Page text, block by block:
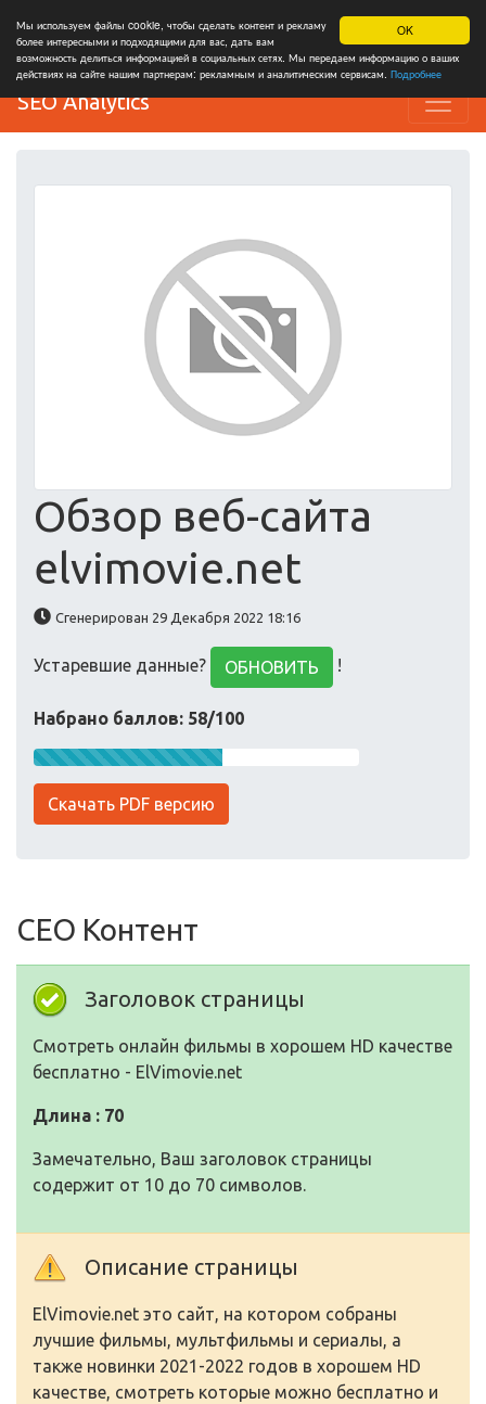
OK
Мы используем файлы cookie, чтобы сделать контент и рекламу
более интересными и подходящими для вас, дать вам
возможность делиться информацией в социальных сетях. Мы передаем информацию о ваших
действиях на сайте нашим партнерам: рекламным и аналитическим сервисам. Подробнее
SEO Analytics
Обзор веб-сайта
elvimovie.net
Сгенерирован 29 Декабря 2022 18:16
Устаревшие данные? ОБНОВИТЬ !
Набрано баллов: 58/100
Скачать PDF версию
СЕО Контент
Заголовок страницы
Смотреть онлайн фильмы в хорошем HD качестве
бесплатно - ElVimovie.net
Длина : 70
Замечательно, Ваш заголовок страницы
содержит от 10 до 70 символов.
Описание страницы
ElVimovie.net это сайт, на котором собраны
лучшие фильмы, мультфильмы и сериалы, а
также новинки 2021-2022 годов в хорошем HD
качестве, смотреть которые можно бесплатно и